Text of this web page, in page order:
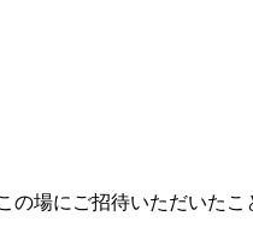
の場にご招待いただいた